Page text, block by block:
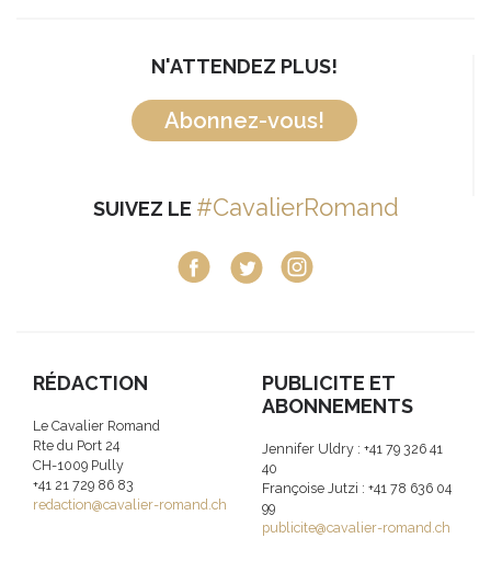
N'ATTENDEZ PLUS!
Abonnez-vous!
SUIVEZ LE #CavalierRomand
RÉDACTION
Le Cavalier Romand
Rte du Port 24
CH-1009 Pully
+41 21 729 86 83
redaction@cavalier-romand.ch
PUBLICITE ET
ABONNEMENTS
Jennifer Uldry : +41 79 326 41
40
Françoise Jutzi : +41 78 636 04
99
publicite@cavalier-romand.ch